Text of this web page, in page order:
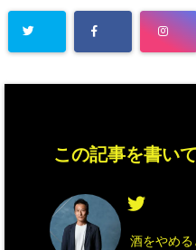
この記事を書い
酒をやめ